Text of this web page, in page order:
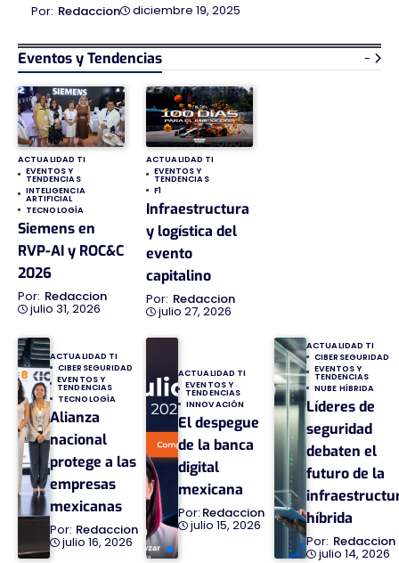
Redaccion
diciembre 19, 2025
Eventos y Tendencias -
ACTUALIDAD TI
EVENTOS Y
TENDENCIAS
INTELIGENCIA
ARTIFICIAL
TECNOLOGÍA
Siemens en
RVP-AI y ROC&C
2026
Redaccion
julio 31, 2026
ACTUALIDAD TI
EVENTOS Y
TENDENCIAS
F1
Infraestructura
y logística del
evento
capitalino
Redaccion
julio 27, 2026
ACTUALIDAD TI
CIBERSEGURIDAD
EVENTOS Y
TENDENCIAS
TECNOLOGÍA
Alianza
nacional
protege a las
empresas
mexicanas
Redaccion
julio 16, 2026
ACTUALIDAD TI
EVENTOS Y
TENDENCIAS
INNOVACIÓN
El despegue
de la banca
digital
mexicana
Redaccion
julio 15, 2026
ACTUALIDAD TI
CIBERSEGURIDAD
EVENTOS Y
TENDENCIAS
NUBE HÍBRIDA
Líderes de
seguridad
debaten el
futuro de la
híbrida
Redaccion
julio 14, 2026